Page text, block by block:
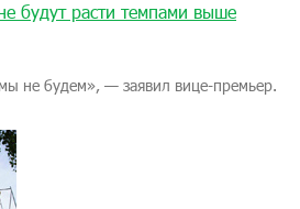
будут расти темпами выше
не будем», — заявил вице-премьер.